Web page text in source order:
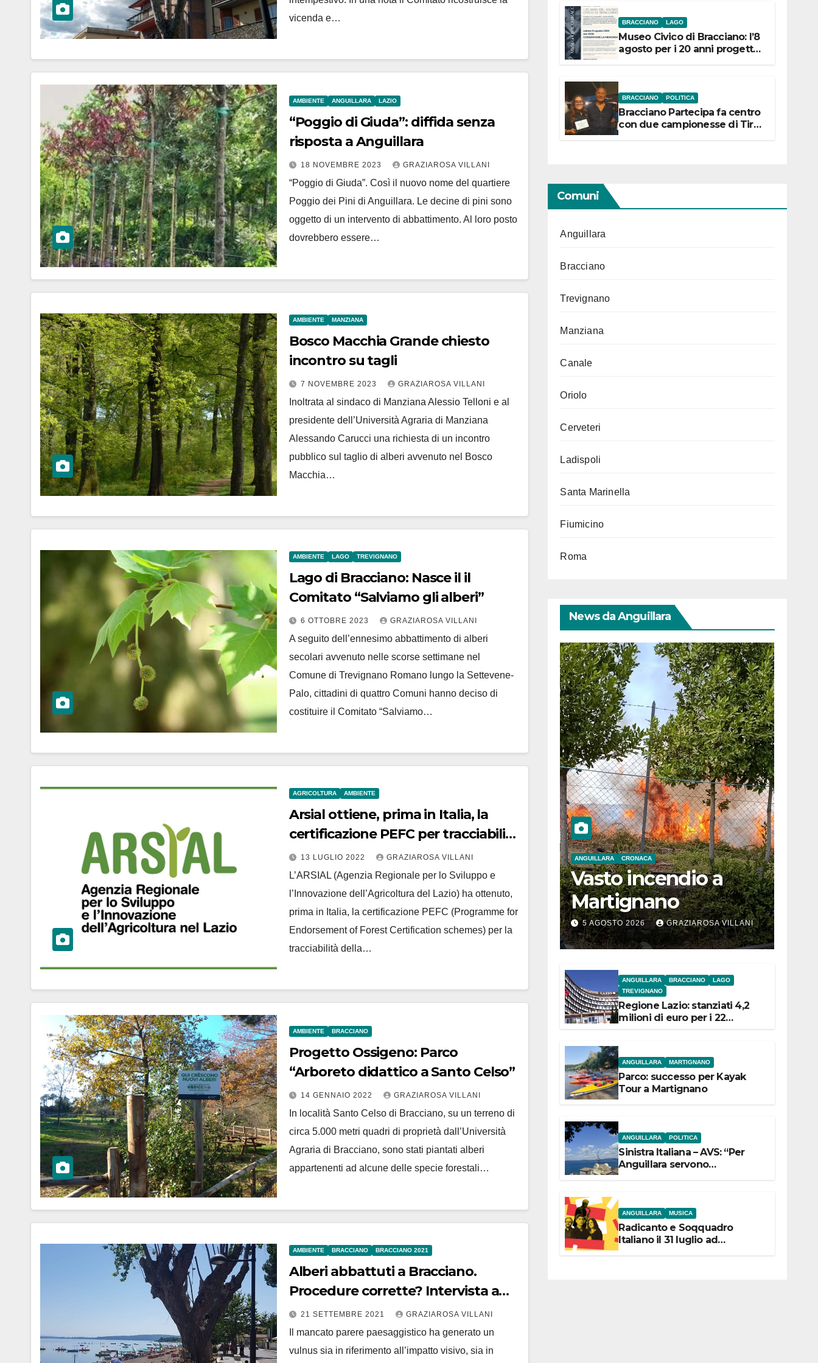
vicenda e…
AMBIENTE ANGUILLARA LAZIO
“Poggio di Giuda”: diffida senza
risposta a Anguillara
18 NOVEMBRE 2023 GRAZIAROSA VILLANI
“Poggio di Giuda”. Così il nuovo nome del quartiere
Poggio dei Pini di Anguillara. Le decine di pini sono
oggetto di un intervento di abbattimento. Al loro posto
dovrebbero essere…
AMBIENTE MANZIANA
Bosco Macchia Grande chiesto
incontro su tagli
7 NOVEMBRE 2023 GRAZIAROSA VILLANI
Inoltrata al sindaco di Manziana Alessio Telloni e al
presidente dell’Università Agraria di Manziana
Alessando Carucci una richiesta di un incontro
pubblico sul taglio di alberi avvenuto nel Bosco
Macchia…
AMBIENTE LAGO TREVIGNANO
Lago di Bracciano: Nasce il il
Comitato “Salviamo gli alberi”
6 OTTOBRE 2023 GRAZIAROSA VILLANI
A seguito dell’ennesimo abbattimento di alberi
secolari avvenuto nelle scorse settimane nel
Comune di Trevignano Romano lungo la Settevene-
Palo, cittadini di quattro Comuni hanno deciso di
costituire il Comitato “Salviamo…
AGRICOLTURA AMBIENTE
Arsial ottiene, prima in Italia, la
certificazione PEFC per tracciabilità
produzione vivaistica forestale
13 LUGLIO 2022 GRAZIAROSA VILLANI
L’ARSIAL (Agenzia Regionale per lo Sviluppo e
l’Innovazione dell’Agricoltura del Lazio) ha ottenuto,
prima in Italia, la certificazione PEFC (Programme for
Endorsement of Forest Certification schemes) per la
tracciabilità della…
AMBIENTE BRACCIANO
Progetto Ossigeno: Parco
“Arboreto didattico a Santo Celso”
14 GENNAIO 2022 GRAZIAROSA VILLANI
In località Santo Celso di Bracciano, su un terreno di
circa 5.000 metri quadri di proprietà dall’Università
Agraria di Bracciano, sono stati piantati alberi
appartenenti ad alcune delle specie forestali…
AMBIENTE BRACCIANO BRACCIANO 2021
Alberi abbattuti a Bracciano.
Procedure corrette? Intervista a
Daniele Natili coordinatore del
Gruppo Intervento Giuridico Lazio
21 SETTEMBRE 2021 GRAZIAROSA VILLANI
Il mancato parere paesaggistico ha generato un
vulnus sia in riferimento all’impatto visivo, sia in
BRACCIANO LAGO
Museo Civico di Bracciano: l’8
agosto per i 20 anni progetto
BRACCIANO POLITICA
Bracciano Partecipa fa centro
con due campionesse di Tiro
Comuni
Anguillara
Bracciano
Trevignano
Manziana
Canale
Oriolo
Cerveteri
Ladispoli
Santa Marinella
Fiumicino
Roma
News da Anguillara
ANGUILLARA CRONACA
Vasto incendio a
Martignano
5 AGOSTO 2026 GRAZIAROSA VILLANI
ANGUILLARA BRACCIANO
LAGO
TREVIGNANO
Regione Lazio: stanziati 4,2
milioni di euro per i 22
ANGUILLARA MARTIGNANO
Parco: successo per Kayak
Tour a Martignano
ANGUILLARA POLITICA
Sinistra Italiana – AVS: “Per
Anguillara servono
ANGUILLARA MUSICA
Radicanto e Soqquadro
Italiano il 31 luglio ad